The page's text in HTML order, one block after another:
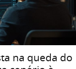
na queda do